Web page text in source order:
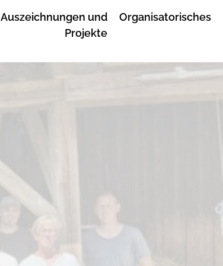
Auszeichnungen und
Projekte
Organisatorisches